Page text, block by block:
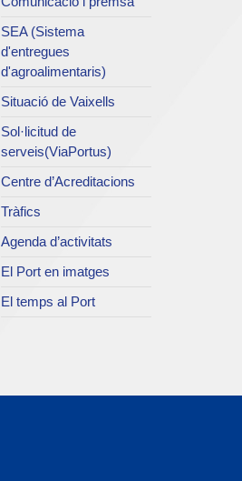
SEA (Sistema
d'entregues
d'agroalimentaris)
Situació de Vaixells
Sol·licitud de
serveis(ViaPortus)
Centre d’Acreditacions
Tràfics
Agenda d’activitats
El Port en imatges
El temps al Port